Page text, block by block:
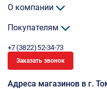
О компании
Покупателям
+7 (3822) 52-34-73
Заказать звонок
Адреса магазинов в г.